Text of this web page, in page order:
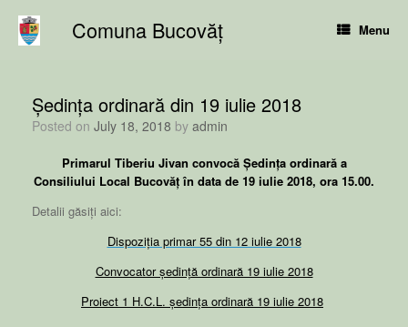
content
Comuna Bucovăț Menu
Ședința ordinară din 19 iulie 2018
Posted on July 18, 2018 by admin
Primarul Tiberiu Jivan convocă Ședința ordinară a
Consiliului Local Bucovăț în data de 19 iulie 2018, ora 15.00.
Detalii găsiți aici:
Dispoziția primar 55 din 12 iulie 2018
Convocator ședință ordinară 19 iulie 2018
Proiect 1 H.C.L. ședința ordinară 19 iulie 2018